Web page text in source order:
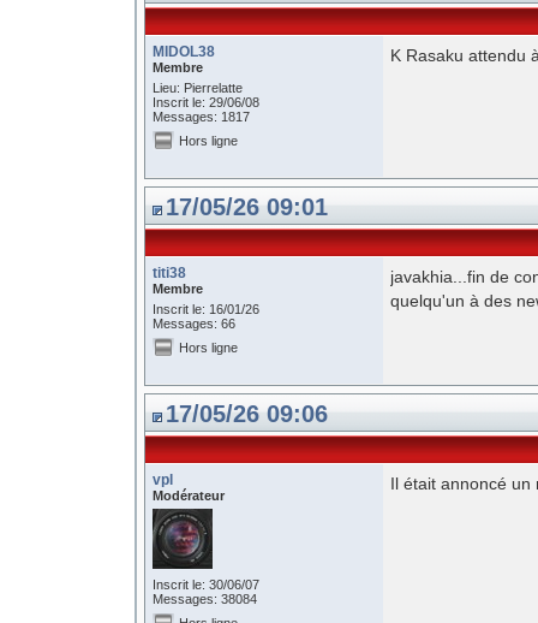
MIDOL38
Membre
Lieu: Pierrelatte
Inscrit le: 29/06/08
Messages: 1817
K Rasaku attendu
Hors ligne
17/05/26 09:01
titi38
Membre
Inscrit le: 16/01/26
Messages: 66
javakhia...fin de
quelqu'un à des
Hors ligne
17/05/26 09:06
vpl
Modérateur
Inscrit le: 30/06/07
Messages: 38084
Il était annoncé un